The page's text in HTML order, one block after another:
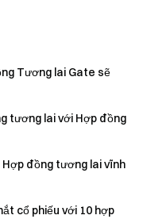
Tương lai Gate sẽ
tương lai với Hợp đồng
đồng tương lai vĩnh
cổ phiếu với 10 hợp